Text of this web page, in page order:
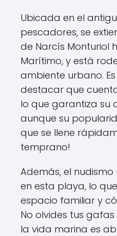
Ubicada en el
pescadores, se
de Narcís Monturiol
Marítimo, y está
ambiente urbano.
destacar que
lo que garantiza su
aunque su
que se llene
temprano!
Además, el
en esta playa, lo
espacio familiar y
No olvides tus
la vida marina es